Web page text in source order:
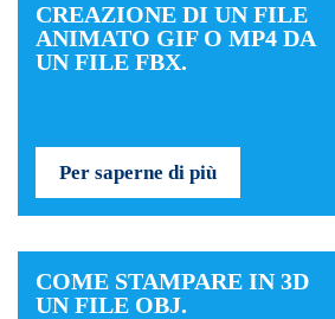
CREAZIONE DI UN FILE
ANIMATO GIF O MP4 DA
UN FILE FBX.
Per saperne di più
COME STAMPARE IN 3D
UN FILE OBJ.